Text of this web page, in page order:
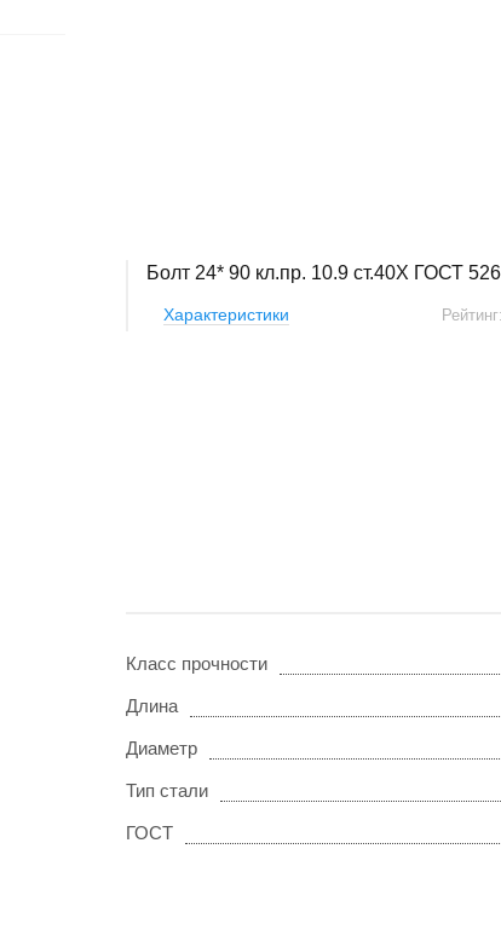
Болт 24* 90 кл.пр. 10.9 ст.40Х ГОСТ
Характеристики Рейтинг:
Класс прочности
Длина
Диаметр
Тип стали
ГОСТ